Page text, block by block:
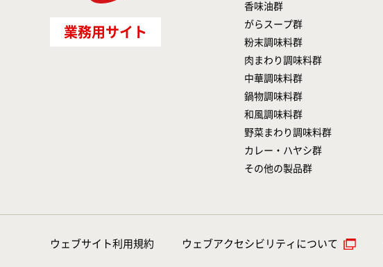
業務用サイト
香味油群
がらスープ群
粉末調味料群
肉まわり調味料群
中華調味料群
鍋物調味料群
和風調味料群
野菜まわり調味料群
カレー・ハヤシ群
その他の製品群
ウェブサイト利用規約 ウェブアクセシビリティについて